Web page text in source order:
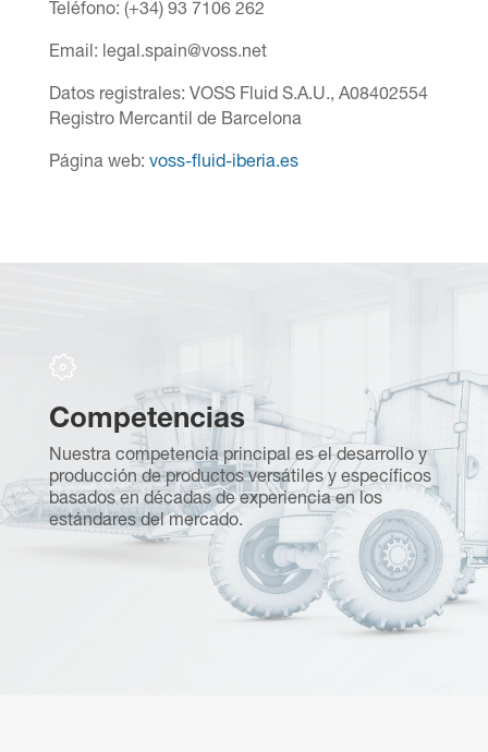
Tel éfono: (+34) 93 7106 262
Email: legal.spain@voss.net
Datos registrales: VOSS Fluid S.A.U., A08402554
Registro Mercantil de Barcelona
Página web: voss-fluid-iberia.es
Competencias
Nuestra competencia principal es el desarrollo y
producción de productos versátiles y específicos
basados en décadas de experiencia en los
estándares del mercado.